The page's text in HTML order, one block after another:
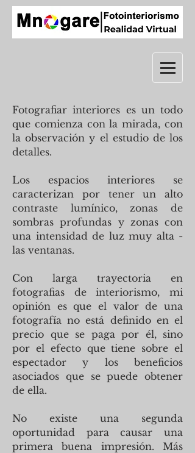
Fotografiar interiores es un todo
que comienza con la mirada, con
la observación y el estudio de los
detalles.
Los espacios interiores se
caracterizan por tener un alto
contraste lumínico, zonas de
sombras profundas y zonas con
una intensidad de luz muy alta -
las ventanas.
Con larga trayectoria en
fotografias de interiorismo, mi
opinión es que el valor de una
fotografía no está definido en el
precio que se paga por él, sino
por el efecto que tiene sobre el
espectador y los beneficios
asociados que se puede obtener
de ella.
No existe una segunda
oportunidad para causar una
primera buena impresión. Más